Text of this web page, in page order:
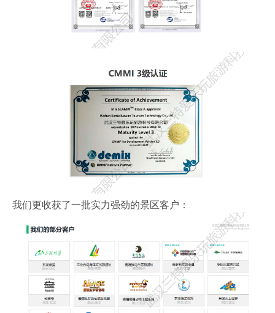
我们更收获了一批实力强劲的景区客户：